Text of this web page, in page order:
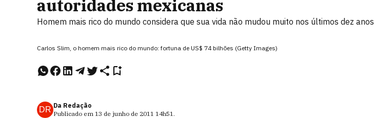
autoridades mexicanas
Homem mais rico do mundo considera que sua vida não mudou muito nos últimos dez anos
Carlos Slim, o homem mais rico do mundo: fortuna de US$ 74 bilhões (Getty Images)
DR Da Redação
Publicado em 13 de junho de 2011 14h51.